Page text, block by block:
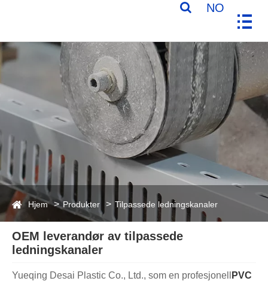
NO
Hjem Produkter Tilpassede ledningskanaler
OEM leverandør av tilpassede
ledningskanaler
Yueqing Desai Plastic Co., Ltd., som en profesjonell
PVC